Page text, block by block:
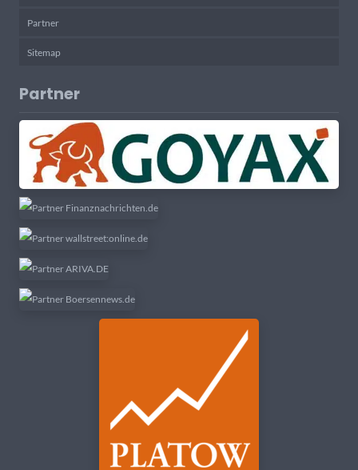
Partner
Sitemap
Partner